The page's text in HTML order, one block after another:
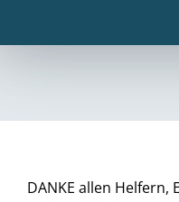
DANKE allen